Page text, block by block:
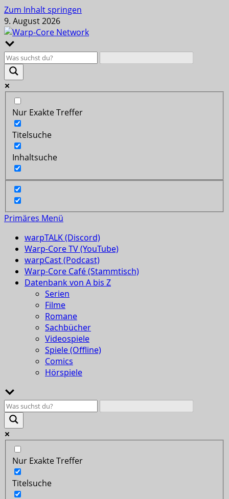
Zum Inhalt springen
9. August 2026
Nur Exakte Treffer
Titelsuche
Inhaltsuche
Primäres Menü
warpTALK (Discord)
Warp-Core TV (YouTube)
warpCast (Podcast)
Warp-Core Café (Stammtisch)
Datenbank von A bis Z
Serien
Filme
Romane
Sachbücher
Videospiele
Spiele (Offline)
Comics
Hörspiele
Nur Exakte Treffer
Titelsuche